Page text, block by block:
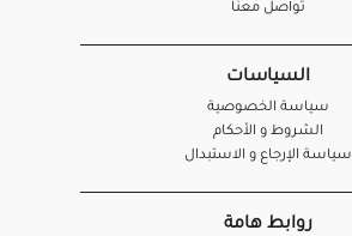
تواصل معنا
السياسات
سياسة الخصوصية
الشروط و الأحكام
سياسة الإرجاع و الاستبدال
روابط هامة